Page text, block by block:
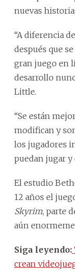
nuevas
“A diferencia
después que
gran juego en
desarrollo
Little.
“Se están
modifican y
los jugadores
puedan jugar y
El estudio
12 años el
Skyrim, parte
aún
Siga leyendo:
crean